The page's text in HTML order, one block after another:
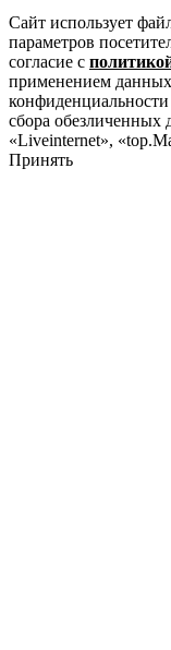
Сайт использует
параметров
согласие с
применением
сбора
«Liveinternet»,
Принять